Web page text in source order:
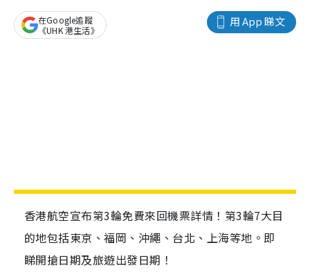
用 App 睇文
在Google追蹤
《UHK 港生活》
香港航空宣布第3輪免費來回機票詳情！第3輪7大目
的地包括東京、福岡、沖繩、台北、上海等地。即
睇開搶日期及旅遊出發日期！